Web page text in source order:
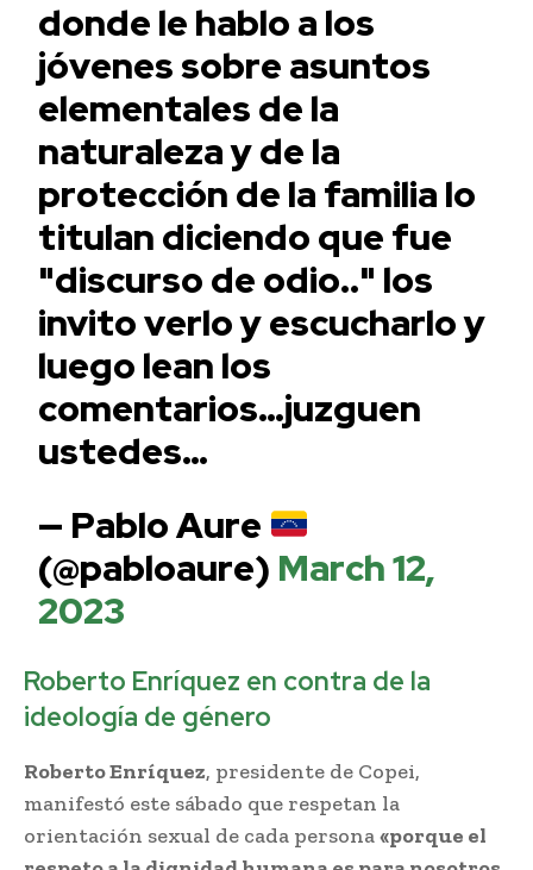
donde le hablo a los
jóvenes sobre asuntos
elementales de la
naturaleza y de la
protección de la familia lo
titulan diciendo que fue
"discurso de odio.." los
invito verlo y escucharlo y
luego lean los
comentarios…juzguen
ustedes…
— Pablo Aure
(@pabloaure) March 12,
2023
Roberto Enríquez en contra de la
ideología de género
Roberto Enríquez, presidente de Copei,
manifestó este sábado que respetan la
orientación sexual de cada persona«porque el